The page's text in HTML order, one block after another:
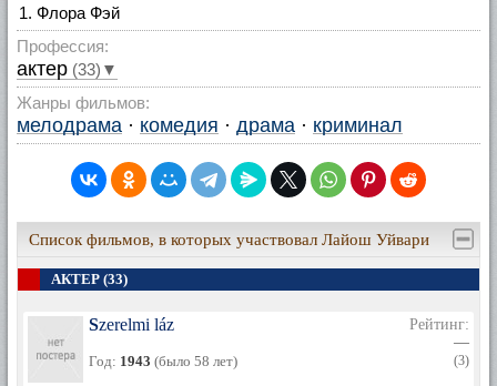
Флора Фэй
Профессия:
актер (33)▼
Жанры фильмов:
мелодрама · комедия · драма · криминал
Список фильмов, в которых участвовал Лайош Уйвари
АКТЕР (33)
Szerelmi láz
Год: 1943 (было 58 лет)
Рейтинг:
—
(3)